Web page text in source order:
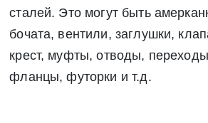
сталей. Это могут быть
бочата, вентили, заглушки,
крест, муфты, отводы,
фланцы, футорки и т.д.